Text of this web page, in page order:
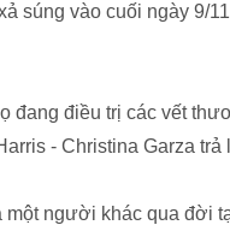
súng vào cuối ngày 9/
đang điều trị các vết
- Christina Garza trả
một người khác qua đời